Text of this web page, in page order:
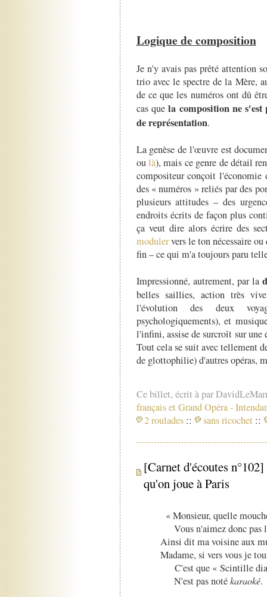
Logique de composition
Je n'y avais pas prêté attention
trio avec le spectre de la Mère,
de ce que les numéros ont dû
cas quela composition ne
de représentation.
La genèse de l'œuvre est
oulà), mais ce genre de détail
compositeur conçoit
des « numéros » reliés par des
plusieurs attitudes – des
endroits écrits de façon plus
ça veut dire alors écrire des
modulervers le ton nécessaire
fin – ce qui m'a toujours paru
Impressionné, autrement, par la
belles saillies, action très
l'évolution des deux
psychologiquements), et
l'infini, assise de surcroît sur
Tout cela se suit avec tellement
de glottophilie) d'autres opéras,
Ce billet, écrit à par
français et Grand Opéra-
2 roulades :: sans ricochet ::
[Carnet d'écoutes
qu'on joue à Paris
« Monsieur, quelle
Vous n'aimez donc pas
Ainsi dit ma voisine aux
Madame, si vers vous je
C'est que « Scintille
N'est pas notékaraoké.